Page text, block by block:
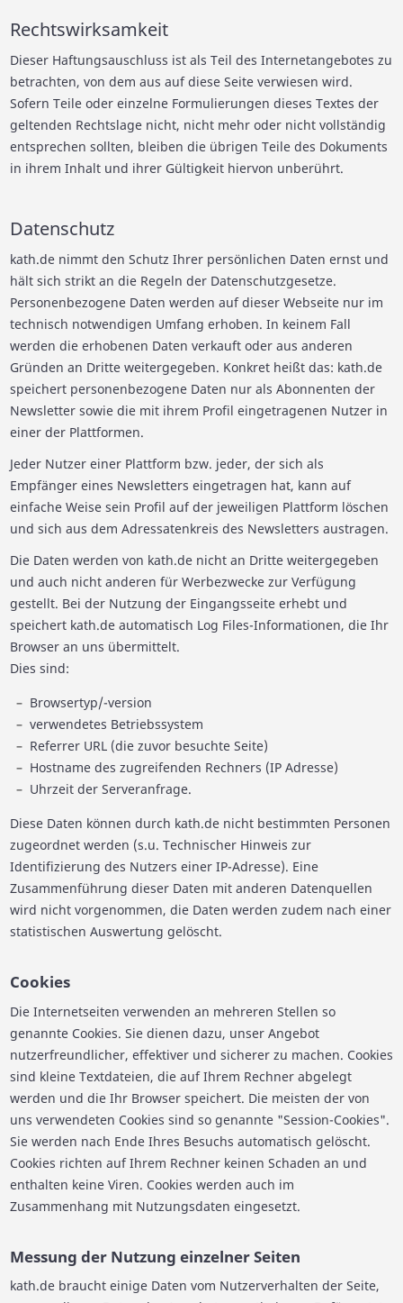
Rechtswirksamkeit
Dieser Haftungsauschluss ist als Teil des Internetangebotes zu
betrachten, von dem aus auf diese Seite verwiesen wird.
Sofern Teile oder einzelne Formulierungen dieses Textes der
geltenden Rechtslage nicht, nicht mehr oder nicht vollständig
entsprechen sollten, bleiben die übrigen Teile des Dokuments
in ihrem Inhalt und ihrer Gültigkeit hiervon unberührt.
Datenschutz
kath.de nimmt den Schutz Ihrer persönlichen Daten ernst und
hält sich strikt an die Regeln der Datenschutzgesetze.
Personenbezogene Daten werden auf dieser Webseite nur im
technisch notwendigen Umfang erhoben. In keinem Fall
werden die erhobenen Daten verkauft oder aus anderen
Gründen an Dritte weitergegeben. Konkret heißt das: kath.de
speichert personenbezogene Daten nur als Abonnenten der
Newsletter sowie die mit ihrem Profil eingetragenen Nutzer in
einer der Plattformen.
Jeder Nutzer einer Plattform bzw. jeder, der sich als
Empfänger eines Newsletters eingetragen hat, kann auf
einfache Weise sein Profil auf der jeweiligen Plattform löschen
und sich aus dem Adressatenkreis des Newsletters austragen.
Die Daten werden von kath.de nicht an Dritte weitergegeben
und auch nicht anderen für Werbezwecke zur Verfügung
gestellt. Bei der Nutzung der Eingangsseite erhebt und
speichert kath.de automatisch Log Files-Informationen, die Ihr
Browser an uns übermittelt.
Dies sind:
Browsertyp/-version
verwendetes Betriebssystem
Referrer URL (die zuvor besuchte Seite)
Hostname des zugreifenden Rechners (IP Adresse)
Uhrzeit der Serveranfrage.
Diese Daten können durch kath.de nicht bestimmten Personen
zugeordnet werden (s.u. Technischer Hinweis zur
Identifizierung des Nutzers einer IP-Adresse). Eine
Zusammenführung dieser Daten mit anderen Datenquellen
wird nicht vorgenommen, die Daten werden zudem nach einer
statistischen Auswertung gelöscht.
Cookies
Die Internetseiten verwenden an mehreren Stellen so
genannte Cookies. Sie dienen dazu, unser Angebot
nutzerfreundlicher, effektiver und sicherer zu machen. Cookies
sind kleine Textdateien, die auf Ihrem Rechner abgelegt
werden und die Ihr Browser speichert. Die meisten der von
uns verwendeten Cookies sind so genannte "Session-Cookies".
Sie werden nach Ende Ihres Besuchs automatisch gelöscht.
Cookies richten auf Ihrem Rechner keinen Schaden an und
enthalten keine Viren. Cookies werden auch im
Zusammenhang mit Nutzungsdaten eingesetzt.
Messung der Nutzung einzelner Seiten
kath.de braucht einige Daten vom Nutzerverhalten der Seite,